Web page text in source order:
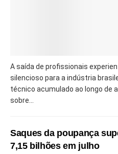
A saída de profissionais
silencioso para a indústria
técnico acumulado ao longo de
sobre...
Saques da poupança
7,15 bilhões em julho